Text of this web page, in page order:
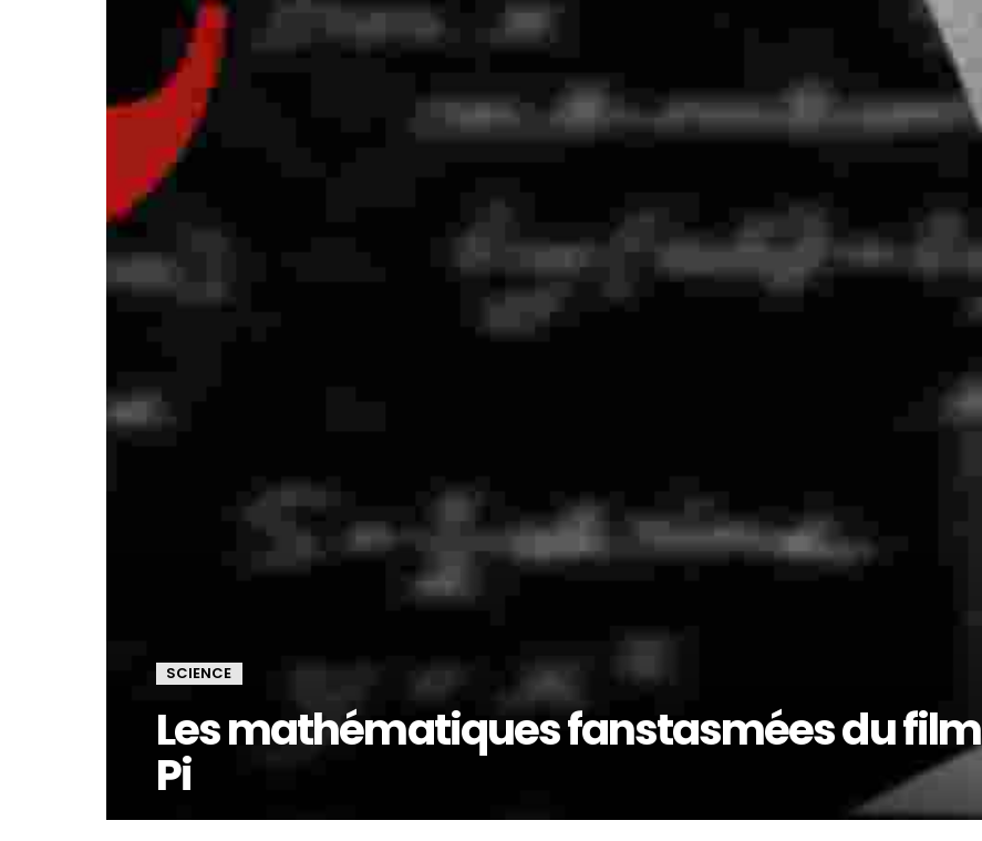
SCIENCE
Les mathématiques fanstasmées du film
Pi